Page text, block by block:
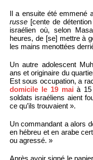
Il a ensuite été emmené
russe [cente de
israélien où, selon
heures, de [se] mettre à
les mains menottées
Un autre adolescent
ans et originaire du
Est sous occupation, a
domicile le 19 mai à
soldats israéliens aient
ce qu’ils trouvaient ».
Un commandant a alors
en hébreu et en arabe
ou agressé. »
Après avoir signé le